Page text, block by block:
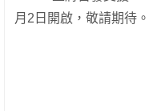
月2日開啟，敬請期待。